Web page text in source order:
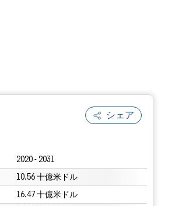
シェア
2020 - 2031
10.56 十億米ドル
16.47 十億米ドル